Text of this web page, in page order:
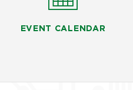
EVENT CALENDAR